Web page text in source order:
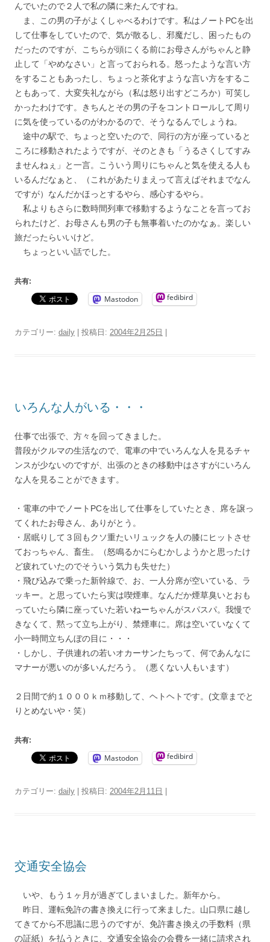
んでいたので２人で私の隣に来たんですね。
ま、この男の子がよくしゃべるわけです。私はノートPCを出
して仕事をしていたので、気が散るし、邪魔だし、困ったもの
だったのですが、こちらが頭にくる前にお母さんがちゃんと静
止して「やめなさい」と言っておられる。怒ったような言い方
をすることもあったし、ちょっと茶化すような言い方をするこ
ともあって、大変失礼ながら（私は怒り出すどころか）可笑し
かったわけです。きちんとその男の子をコントロールして周り
に気を使っているのがわかるので、そうなるんでしょうね。
途中の駅で、ちょっと空いたので、同行の方が座っていると
ころに移動されたようですが、そのときも「うるさくしてすみ
ませんねぇ」と一言。こういう周りにちゃんと気を使える人も
いるんだなぁと、（これがあたりまえって言えばそれまでなん
ですが）なんだかほっとするやら、感心するやら。
私よりもさらに数時間列車で移動するようなことを言ってお
られたけど、お母さんも男の子も無事着いたのかなぁ。楽しい
旅だったらいいけど。
ちょっといい話でした。
共有:
Mastodon fedibird
カテゴリー: daily | 投稿日: 2004年2月25日 |
いろんな人がいる・・・
仕事で出張で、方々を回ってきました。
普段がクルマの生活なので、電車の中でいろんな人を見るチャ
ンスが少ないのですが、出張のときの移動中はさすがにいろん
な人を見ることができます。
・電車の中でノートPCを出して仕事をしていたとき、席を譲っ
てくれたお母さん、ありがとう。
・居眠りして３回もクソ重たいリュックを人の膝にヒットさせ
ておっちゃん、畜生。（怒鳴るかにらむかしようかと思ったけ
ど疲れていたのでそういう気力も失せた）
・飛び込みで乗った新幹線で、お、一人分席が空いている、ラ
ッキー。と思っていたら実は喫煙車。なんだか煙草臭いとおも
っていたら隣に座っていた若いねーちゃんがスパスパ。我慢で
きなくて、黙って立ち上がり、禁煙車に。席は空いていなくて
小一時間立ちんぼの目に・・・
・しかし、子供連れの若いオカーサンたちって、何であんなに
マナーが悪いのが多いんだろう。（悪くない人もいます）
２日間で約１０００ｋｍ移動して、ヘトヘトです。(文章までと
りとめないや・笑）
共有:
Mastodon fedibird
カテゴリー: daily | 投稿日: 2004年2月11日 |
交通安全協会
いや、もう１ヶ月が過ぎてしまいました。新年から。
昨日、運転免許の書き換えに行って来ました。山口県に越し
てきてから不思議に思うのですが、免許書き換えの手数料（県
の証紙）を払うときに、交通安全協会の会費を一緒に請求され